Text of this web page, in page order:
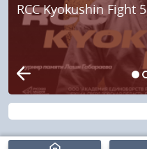
RCC Kyokushin Fight 5